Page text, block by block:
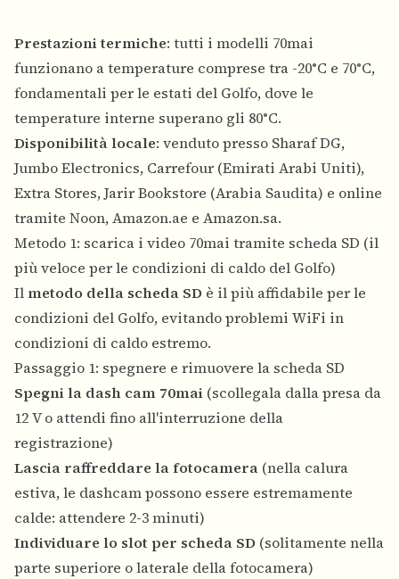
Prestazioni termiche: tutti i modelli 70mai
funzionano a temperature comprese tra -20°C e 70°C,
fondamentali per le estati del Golfo, dove le
temperature interne superano gli 80°C.
Disponibilità locale: venduto presso Sharaf DG,
Jumbo Electronics, Carrefour (Emirati Arabi Uniti),
Extra Stores, Jarir Bookstore (Arabia Saudita) e online
tramite Noon, Amazon.ae e Amazon.sa.
Metodo 1: scarica i video 70mai tramite scheda SD (il
più veloce per le condizioni di caldo del Golfo)
Il metodo della scheda SD è il più affidabile per le
condizioni del Golfo, evitando problemi WiFi in
condizioni di caldo estremo.
Passaggio 1: spegnere e rimuovere la scheda SD
Spegni la dash cam 70mai (scollegala dalla presa da
12 V o attendi fino all'interruzione della
registrazione)
Lascia raffreddare la fotocamera (nella calura
estiva, le dashcam possono essere estremamente
calde: attendere 2-3 minuti)
Individuare lo slot per scheda SD (solitamente nella
parte superiore o laterale della fotocamera)